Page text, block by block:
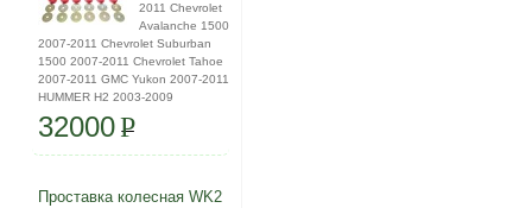
2011 Chevrolet
Avalanche 1500
2007-2011 Chevrolet Suburban
1500 2007-2011 Chevrolet Tahoe
2007-2011 GMC Yukon 2007-2011
HUMMER H2 2003-2009
32000P
Проставка колесная WK2